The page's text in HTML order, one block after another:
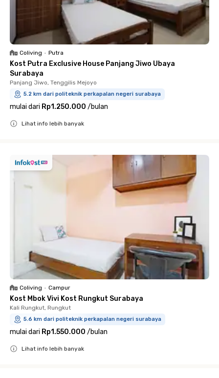
Coliving • Putra
Kost Putra Exclusive House Panjang Jiwo Ubaya
Surabaya
Panjang Jiwo, Tenggilis Mejoyo
5.2 km dari politeknik perkapalan negeri surabaya
mulai dari Rp1.250.000 /bulan
Lihat info lebih banyak
Coliving • Campur
Kost Mbok Vivi Kost Rungkut Surabaya
Kali Rungkut, Rungkut
5.6 km dari politeknik perkapalan negeri surabaya
mulai dari Rp1.550.000 /bulan
Lihat info lebih banyak